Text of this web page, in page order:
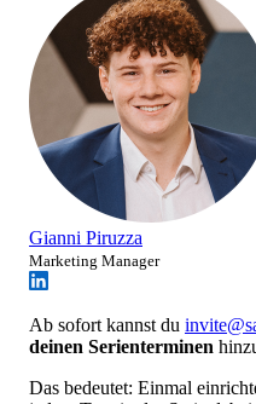
Gianni Piruzza
Marketing Manager
Ab sofort kannst du
deinen Serienterminen
Das bedeutet: Einmal